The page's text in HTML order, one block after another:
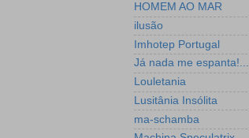
HOMEM AO MAR
ilusão
Imhotep Portugal
Já nada me espanta!...
Louletania
Lusitânia Insólita
ma-schamba